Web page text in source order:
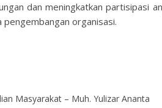
dan meningkatkan partisipasi
pengembangan organisasi.
Masyarakat – Muh. Yulizar Ananta